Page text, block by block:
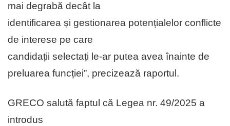
mai degrabă decât la
identificarea și gestionarea potențialelor conflicte
de interese pe care
candidații selectați le-ar putea avea înainte de
preluarea funcției”, precizează raportul.
GRECO salută faptul că Legea nr. 49/2025 a
introdus